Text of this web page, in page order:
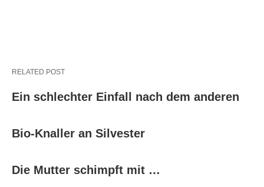
RELATED POST
Ein schlechter Einfall nach dem anderen
Bio-Knaller an Silvester
Die Mutter schimpft mit …